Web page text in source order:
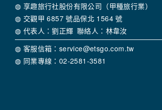
◍ 享趣旅行社股份有限公司（甲種旅行業）
◍ 交觀甲 6857 號品保北 1564 號
◍ 代表人：劉正輝 聯絡人：林韋汝
◍ 客服信箱：service@etsgo.com.tw
◍ 同業專線：02-2581-3581